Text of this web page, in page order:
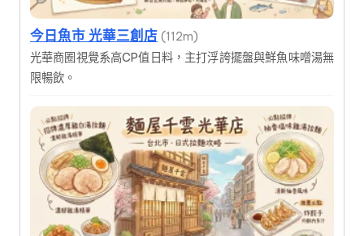
今日魚市 光華三創店 (112m)
光華商圈視覺系高CP值日料，主打浮誇擺盤與鮮魚味噌湯無
限暢飲。